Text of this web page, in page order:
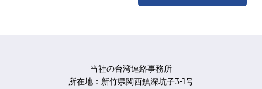
当社の台湾連絡事務所
所在地：新竹県関西鎮深坑子3-1号